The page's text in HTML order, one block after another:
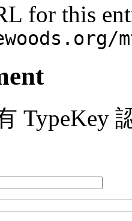
for this
TypeKey